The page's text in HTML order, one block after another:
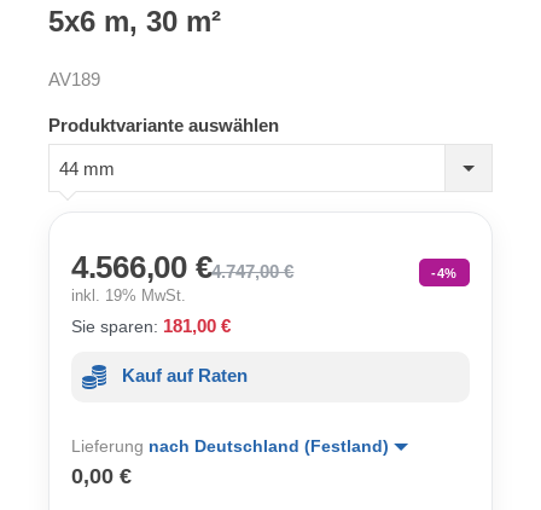
5x6 m, 30 m²
AV189
Produktvariante auswählen
44 mm
4.566,00 €4.747,00 € -4%
inkl. 19% MwSt.
Sie sparen: 181,00 €
Kauf auf Raten
Lieferung nach Deutschland (Festland)
0,00 €